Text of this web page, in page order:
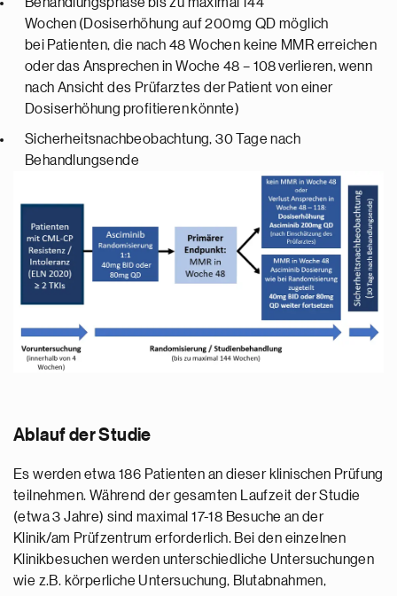
Wochen (Dosiserhöhung auf 200mg QD möglich
bei Patienten, die nach 48 Wochen keine MMR erreichen
oder das Ansprechen in Woche 48 – 108 verlieren, wenn
nach Ansicht des Prüfarztes der Patient von einer
Dosiserhöhung profitieren könnte)
Sicherheitsnachbeobachtung, 30 Tage nach
Behandlungsende
Ablauf der Studie
Es werden etwa 186 Patienten an dieser klinischen Prüfung
teilnehmen. Während der gesamten Laufzeit der Studie
(etwa 3 Jahre) sind maximal 17-18 Besuche an der
Klinik/am Prüfzentrum erforderlich. Bei den einzelnen
Klinikbesuchen werden unterschiedliche Untersuchungen
wie z.B. körperliche Untersuchung, Blutabnahmen,